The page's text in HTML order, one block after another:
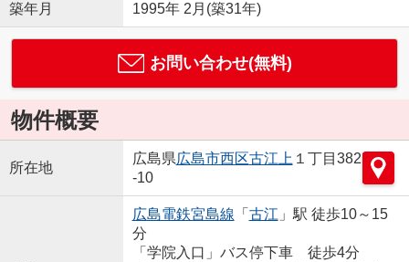
築年月 1995年 2月(築31年)
お問い合わせ(無料)
物件概要
所在地
広島県広島市西区古江上 １丁目382
-10
広島電鉄宮島線 「 古江 」駅 徒歩10～15
分
「学院入口」バス停下車 徒歩4分